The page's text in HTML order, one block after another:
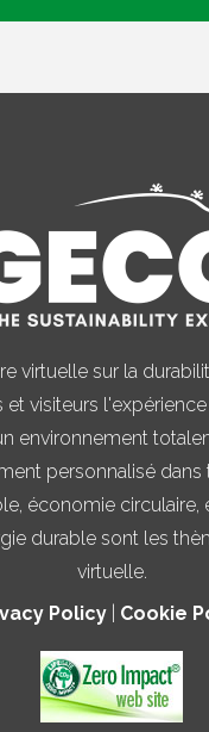
virtuelle sur la
et visiteurs
environnement
personnalisé
économie circulaire,
durable sont les
virtuelle.
Policy| Cookie